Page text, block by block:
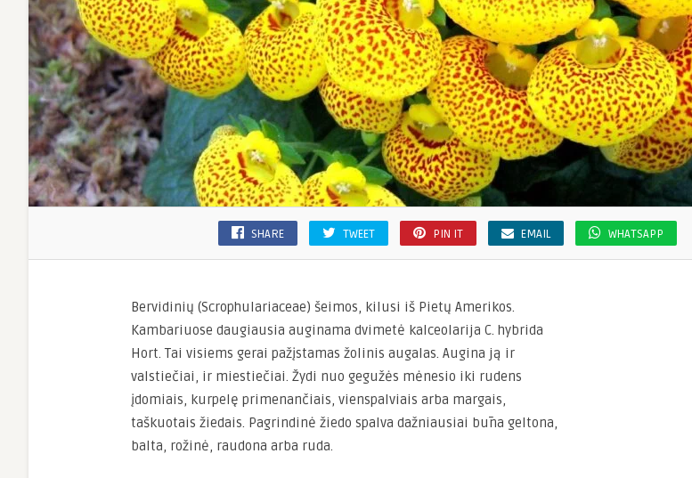
SHARE TWEET PIN IT EMAIL WHATSAPP
Bervidinių (Scrophulariaceae) šeimos, kilusi iš Pietų Amerikos.
Kambariuose daugiausia auginama dvimetė kalceolarija C. hybrida
Hort. Tai visiems gerai pažįstamas žolinis augalas. Augina ją ir
valstiečiai, ir miestiečiai. Žydi nuo gegužės mėnesio iki rudens
įdomiais, kurpelę primenančiais, vienspalviais arba margais,
taškuotais žiedais. Pagrindinė žiedo spalva dažniausiai būna geltona,
balta, rožinė, raudona arba ruda.